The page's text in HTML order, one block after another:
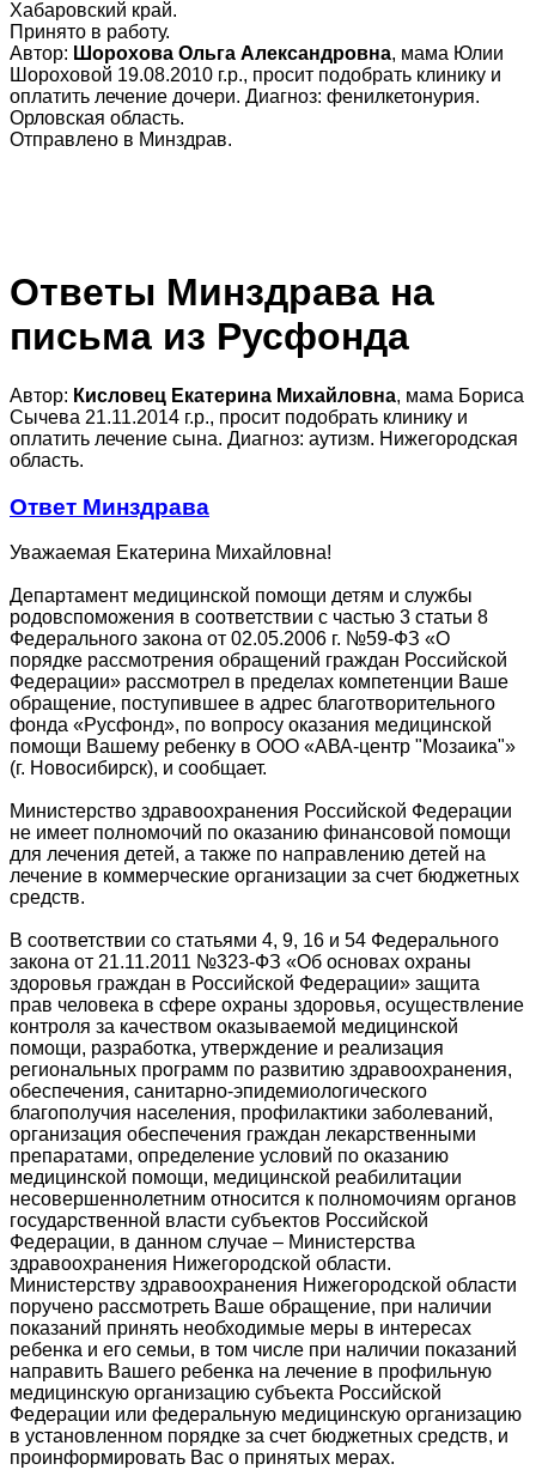
Хабаровский край.
Принято в работу.
Автор: Шорохова Ольга Александровна, мама Юлии
Шороховой 19.08.2010 г.р., просит подобрать клинику и
оплатить лечение дочери. Диагноз: фенилкетонурия.
Орловская область.
Отправлено в Минздрав.
Ответы Минздрава на
письма из Русфонда
Автор: Кисловец Екатерина Михайловна, мама Бориса
Сычева 21.11.2014 г.р., просит подобрать клинику и
оплатить лечение сына. Диагноз: аутизм. Нижегородская
область.
Ответ Минздрава
Уважаемая Екатерина Михайловна!
Департамент медицинской помощи детям и службы
родовспоможения в соответствии с частью 3 статьи 8
Федерального закона от 02.05.2006 г. №59-ФЗ «О
порядке рассмотрения обращений граждан Российской
Федерации» рассмотрел в пределах компетенции Ваше
обращение, поступившее в адрес благотворительного
фонда «Русфонд», по вопросу оказания медицинской
помощи Вашему ребенку в ООО «АВА-центр "Мозаика"»
(г. Новосибирск), и сообщает.
Министерство здравоохранения Российской Федерации
не имеет полномочий по оказанию финансовой помощи
для лечения детей, а также по направлению детей на
лечение в коммерческие организации за счет бюджетных
средств.
В соответствии со статьями 4, 9, 16 и 54 Федерального
закона от 21.11.2011 №323-ФЗ «Об основах охраны
здоровья граждан в Российской Федерации» защита
прав человека в сфере охраны здоровья, осуществление
контроля за качеством оказываемой медицинской
помощи, разработка, утверждение и реализация
региональных программ по развитию здравоохранения,
обеспечения, санитарно-эпидемиологического
благополучия населения, профилактики заболеваний,
организация обеспечения граждан лекарственными
препаратами, определение условий по оказанию
медицинской помощи, медицинской реабилитации
несовершеннолетним относится к полномочиям органов
государственной власти субъектов Российской
Федерации, в данном случае – Министерства
здравоохранения Нижегородской области.
Министерству здравоохранения Нижегородской области
поручено рассмотреть Ваше обращение, при наличии
показаний принять необходимые меры в интересах
ребенка и его семьи, в том числе при наличии показаний
направить Вашего ребенка на лечение в профильную
медицинскую организацию субъекта Российской
Федерации или федеральную медицинскую организацию
в установленном порядке за счет бюджетных средств, и
проинформировать Вас о принятых мерах.